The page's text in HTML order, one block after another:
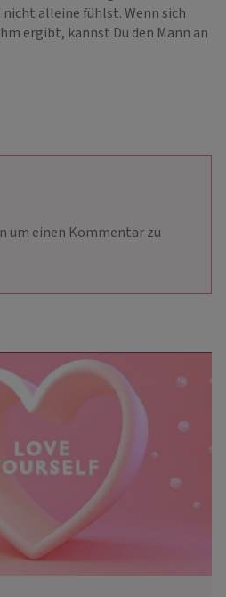
nicht alleine fühlst. Wenn sich
ergibt, kannst Du den Mann an
um einen Kommentar zu